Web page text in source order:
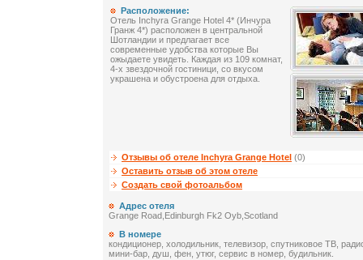
Расположение:
Отель Inchyra Grange Hotel 4* (Инчура
Гранж 4*) расположен в центральной
Шотландии и предлагает все
современные удобства которые Вы
ожыдаете увидеть. Каждая из 109 комнат,
4-х звездочной гостиници, со вкусом
украшена и обустроена для отдыха.
Отзывы об отеле Inchyra Grange Hotel (0)
Оставить отзыв об этом отеле
Создать свой фотоальбом
Адрес отеля
Grange Road,Edinburgh Fk2 Oyb,Scotland
В номере
кондиционер, холодильник, телевизор, спутниковое ТВ,
мини-бар, душ, фен, утюг, сервис в номер, будильник.